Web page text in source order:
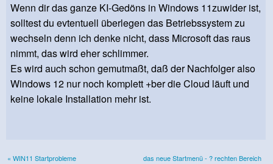
Wenn dir das ganze KI-Gedöns in Windows 11zuwider ist,
solltest du evtentuell überlegen das Betriebssystem zu
wechseln denn ich denke nicht, dass Microsoft das raus
nimmt, das wird eher schlimmer.
Es wird auch schon gemutmaßt, daß der Nachfolger also
Windows 12 nur noch komplett +ber die Cloud läuft und
keine lokale Installation mehr ist.
« WIN11 Startprobleme
das neue Startmenü - ? rechten Bereich